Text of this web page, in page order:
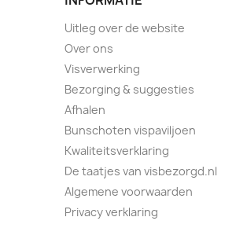
Uitleg over de website
Over ons
Visverwerking
Bezorging & suggesties
Afhalen
Bunschoten vispaviljoen
Kwaliteitsverklaring
De taatjes van visbezorgd.nl
Algemene voorwaarden
Privacy verklaring